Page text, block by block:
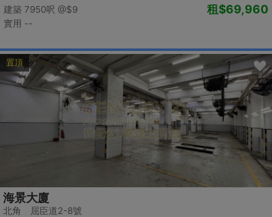
建築 7950呎 @$9
實用 --
租$69,960
置頂
海景大廈
北角 屈臣道2-8號